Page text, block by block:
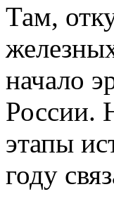
Там,
начало
России.
этапы
году